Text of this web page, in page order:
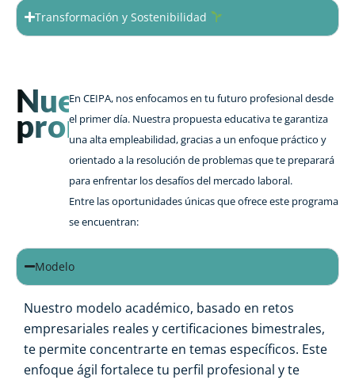
Transformación y Sostenibilidad
Modelo
Nuestro modelo académico, basado en retos
empresariales reales y certificaciones bimestrales,
te permite concentrarte en temas específicos. Este
enfoque ágil fortalece tu perfil profesional y te
Nuestra
promesa
En CEIPA, nos enfocamos en tu futuro profesional desde
el primer día. Nuestra propuesta educativa te garantiza
una alta empleabilidad, gracias a un enfoque práctico y
orientado a la resolución de problemas que te preparará
para enfrentar los desafíos del mercado laboral.
Entre las oportunidades únicas que ofrece este programa
se encuentran: